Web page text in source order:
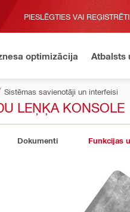
PIESLĒGTIES VAI
optimizācija Atbalsts
Sistēmas savienotāji un interfeisi
LEŅĶA KONSOLE
Dokumenti Funkcijas